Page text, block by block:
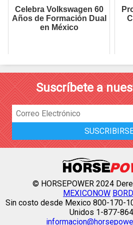
Celebra Volkswagen 60
Años de Formación Dual
en México
Suscríbete a
© HORSEPOWER 2024
MEXICONOW
Sin costo desde Mexico 800-170-
Unidos 1-877-